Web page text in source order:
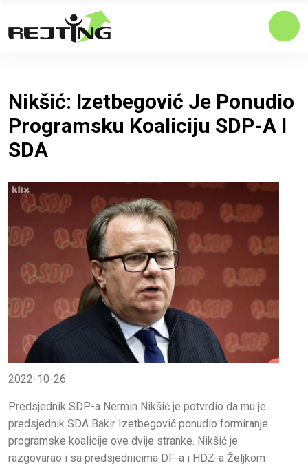
Nikšić: Izetbegović Je Ponudio
Programsku Koaliciju SDP-A I
SDA
2022-10-26
Predsjednik SDP-a Nermin Nikšić je potvrdio da mu je
predsjednik SDA Bakir Izetbegović ponudio formiranje
programske koalicije ove dvije stranke. Nikšić je
razgovarao i sa predsjednicima DF-a i HDZ-a Željkom